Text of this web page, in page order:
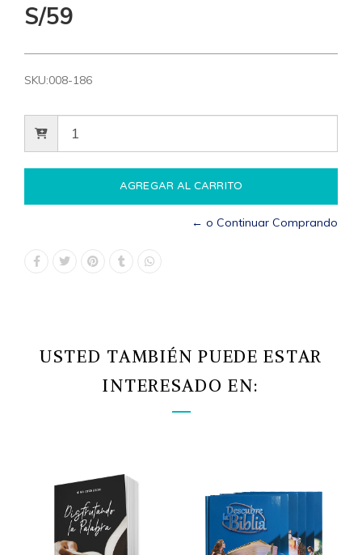
S/59
SKU:008-186
← o Continuar Comprando
USTED TAMBIÉN PUEDE ESTAR
INTERESADO EN: